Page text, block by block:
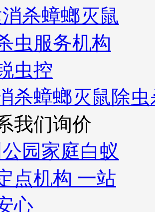
杀蟑螂灭鼠除
我们询价